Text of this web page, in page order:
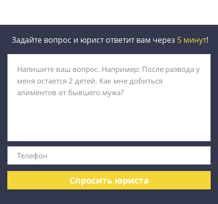
Задайте вопрос и юрист ответит вам через 5 минут!
Спросить юриста